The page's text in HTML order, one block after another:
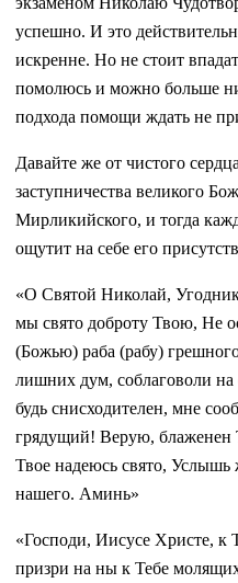
успешно. И это
искренне. Но не стоит
помолюсь и можно больше
подхода помощи ждать не
Давайте же от чистого
заступничества великого
Мирликийского, и тогда
ощутит на себе его
«О Святой Николай,
мы свято доброту Твою, Не
(Божью) раба (рабу)
лишних дум, соблаговоли
будь снисходителен, мне
грядущий! Верую, блаженен
Твое надеюсь свято,
нашего. Аминь»
«Господи, Иисусе Христе, к
призри на ны к Тебе